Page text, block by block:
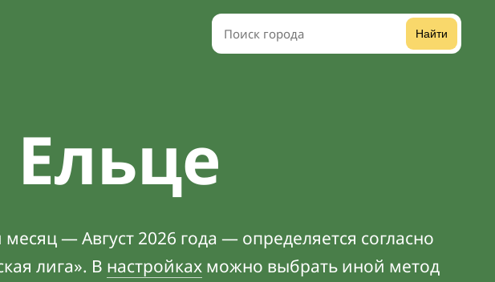
Найти
— Август 2026 года — определяется согласно
лига». В настройках можно выбрать иной метод